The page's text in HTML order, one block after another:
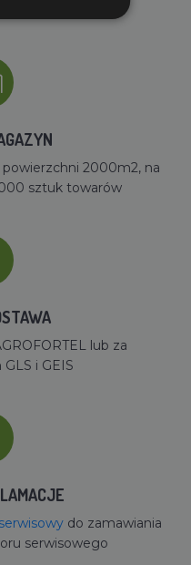
2000m2, na
sztuk towarów
lub za
i GEIS
do zamawiania
serwisowego